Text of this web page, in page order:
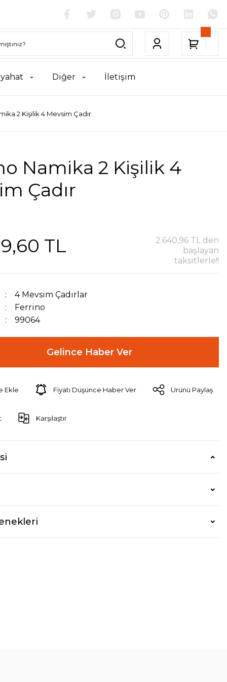
Diğer İletişim
2 Kişilik 4 Mevsim Çadır
Namika 2 Kişilik 4
Çadır
TL
2.640,96 TL den
başlayan
taksitlerle!!
4 Mevsim Çadırlar
Ferrino
99064
Gelince Haber Ver
Fiyatı Düşünce Haber Ver Ürünü Paylaş
Karşılaştır